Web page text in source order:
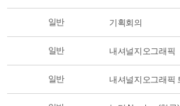
일반 기획회의
일반 내셔널지오그래픽
일반